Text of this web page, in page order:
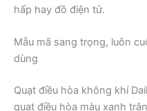
hấp hay đồ điện tử.
Mẫu mã sang trọng, luôn
dùng
Quạt điều hòa không khí
quạt điều hòa màu xanh